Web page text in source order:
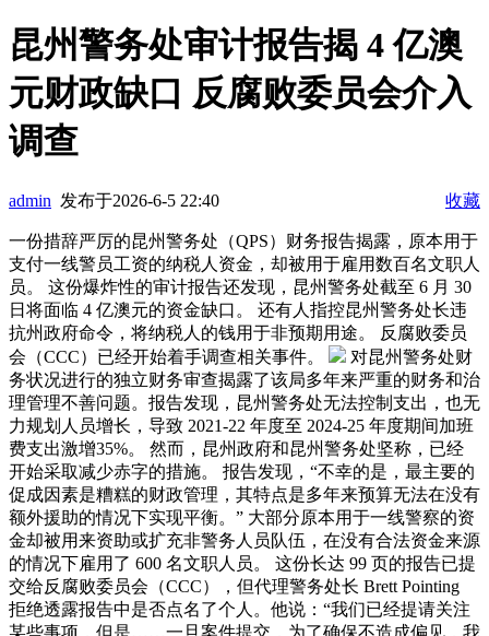
昆州警务处审计报告揭 4 亿澳
元财政缺口 反腐败委员会介入
调查
admin 发布于2026-6-5 22:40 收藏
一份措辞严厉的昆州警务处（QPS）财务报告揭露，原本用于
支付一线警员工资的纳税人资金，却被用于雇用数百名文职人
员。 这份爆炸性的审计报告还发现，昆州警务处截至 6 月 30
日将面临 4 亿澳元的资金缺口。 还有人指控昆州警务处长违
抗州政府命令，将纳税人的钱用于非预期用途。 反腐败委员
会（CCC）已经开始着手调查相关事件。
对昆州警务处财
务状况进行的独立财务审查揭露了该局多年来严重的财务和治
理管理不善问题。报告发现，昆州警务处无法控制支出，也无
力规划人员增长，导致 2021-22 年度至 2024-25 年度期间加班
费支出激增35%。 然而，昆州政府和昆州警务处坚称，已经
开始采取减少赤字的措施。 报告发现，“不幸的是，最主要的
促成因素是糟糕的财政管理，其特点是多年来预算无法在没有
额外援助的情况下实现平衡。” 大部分原本用于一线警察的资
金却被用来资助或扩充非警务人员队伍，在没有合法资金来源
的情况下雇用了 600 名文职人员。 这份长达 99 页的报告已提
交给反腐败委员会（CCC），但代理警务处长 Brett Pointing
拒绝透露报告中是否点名了个人。他说：“我们已经提请关注
某些事项，但是……一旦案件提交，为了确保不造成偏见，我